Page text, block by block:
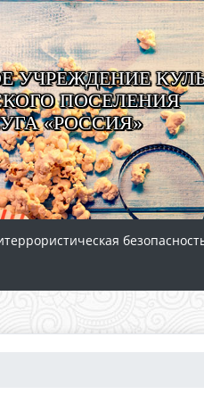
ПОСЕЛЕНИЯ
«РОССИЯ»